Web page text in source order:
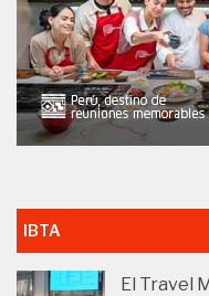
IBTA
El Travel